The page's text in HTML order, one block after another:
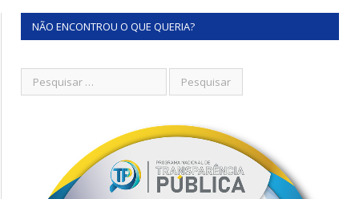
NÃO ENCONTROU O QUE QUERIA?